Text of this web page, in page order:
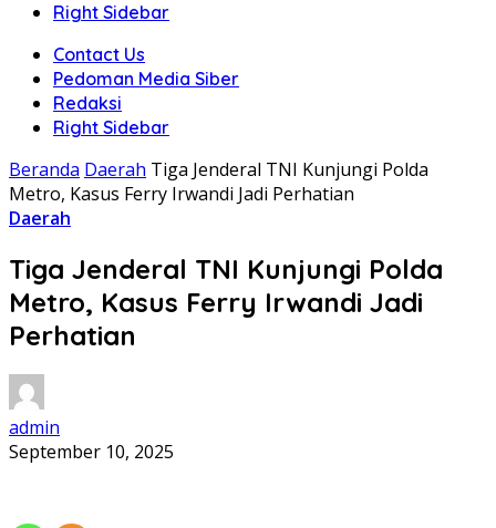
Right Sidebar
Contact Us
Pedoman Media Siber
Redaksi
Right Sidebar
Beranda Daerah Tiga Jenderal TNI Kunjungi Polda
Metro, Kasus Ferry Irwandi Jadi Perhatian
Daerah
Tiga Jenderal TNI Kunjungi Polda
Metro, Kasus Ferry Irwandi Jadi
Perhatian
admin
September 10, 2025